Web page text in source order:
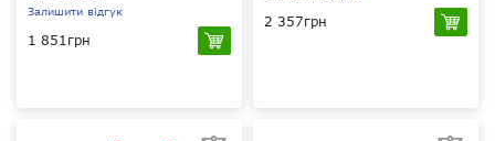
Залишити відгук
1 851грн
2 357грн